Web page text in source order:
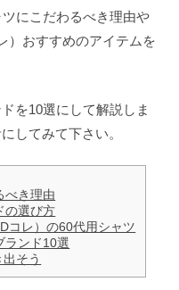
にこだわるべき理由や
）おすすめのアイテムを
を10選にして解説しま
してみて下さい。
べき理由
の選び方
コレ）の60代用シャツ
ランド10選
そう